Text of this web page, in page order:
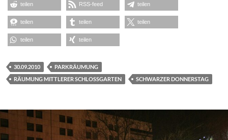
teilen RSS-feed teilen
teilen teilen teilen
teilen teilen
30.09.2010
PARKRÄUMUNG
RÄUMUNG MITTLERER SCHLOSSGARTEN
SCHWARZER DONNERSTAG